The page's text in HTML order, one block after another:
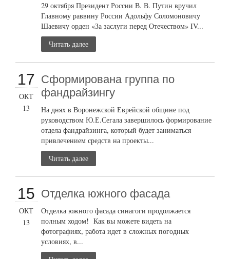
29 октября Президент России В. В. Путин вручил
Главному раввину России Адольфу Соломоновичу
Шаевичу орден «За заслуги перед Отечеством» IV...
Читать далее
17
ОКТ
13
Сформирована группа по
фандрайзингу
На днях в Воронежской Еврейской общине под
руководством Ю.Е.Сегала завершилось формирование
отдела фандрайзинга, который будет заниматься
привлечением средств на проекты...
Читать далее
15
ОКТ
13
Отделка южного фасада
Отделка южного фасада синагоги продолжается
полным ходом! Как вы можете видеть на
фотографиях, работа идет в сложных погодных
условиях, в...